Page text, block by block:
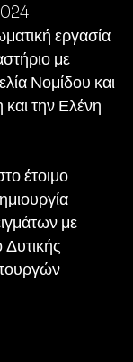
εργασία
με
Νομίδου και
την Ελένη
έτοιμο
με